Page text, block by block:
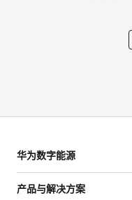
华为数字能源
产品与解决方案